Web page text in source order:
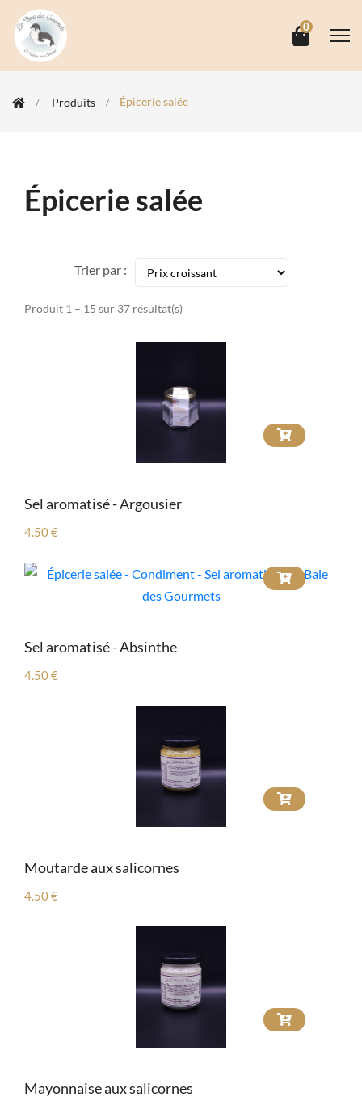
0
Produits Épicerie salée
Épicerie salée
Produit 1 – 15 sur 37 résultat(s)
Trier par :
Sel aromatisé - Argousier
4.50 €
Sel aromatisé - Absinthe
4.50 €
Moutarde aux salicornes
4.50 €
Mayonnaise aux salicornes